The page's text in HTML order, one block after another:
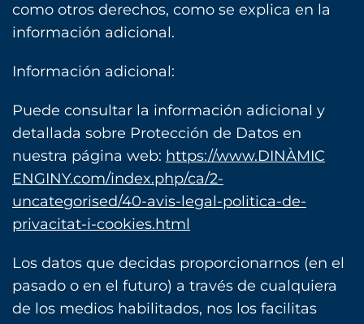
como otros derechos, como se explica en la
información adicional.
Información adicional:
Puede consultar la información adicional y
detallada sobre Protección de Datos en
nuestra página web: https://www.DINÀMIC
ENGINY.com/index.php/ca/2-
uncategorised/40-avis-legal-politica-de-
privacitat-i-cookies.html
Los datos que decidas proporcionarnos (en el
pasado o en el futuro) a través de cualquiera
de los medios habilitados, nos los facilitas